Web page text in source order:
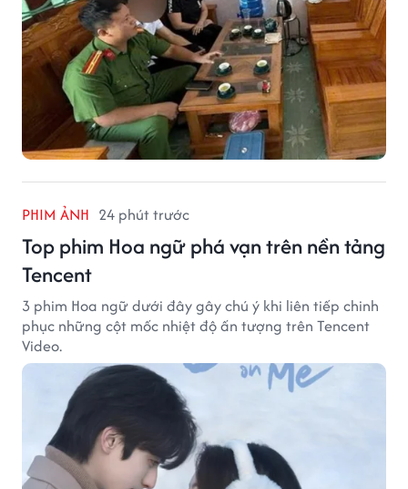
PHIM ẢNH 24 phút trước
Top phim Hoa ngữ phá vạn trên nền tảng
Tencent
3 phim Hoa ngữ dưới đây gây chú ý khi liên tiếp chinh
phục những cột mốc nhiệt độ ấn tượng trên Tencent
Video.